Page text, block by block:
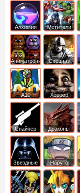
машину
Алхимия Мстители
Аниматроники Спецназ
А10 Хоррор
Снайпер Драконы
Звездные
войны
Наруто